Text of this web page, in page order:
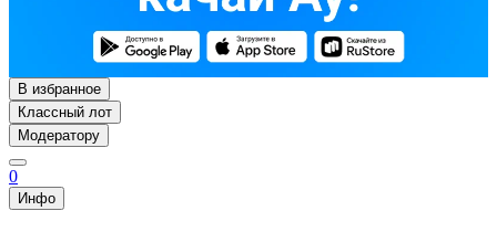
В избранное
Классный лот
Модератору
0
Инфо